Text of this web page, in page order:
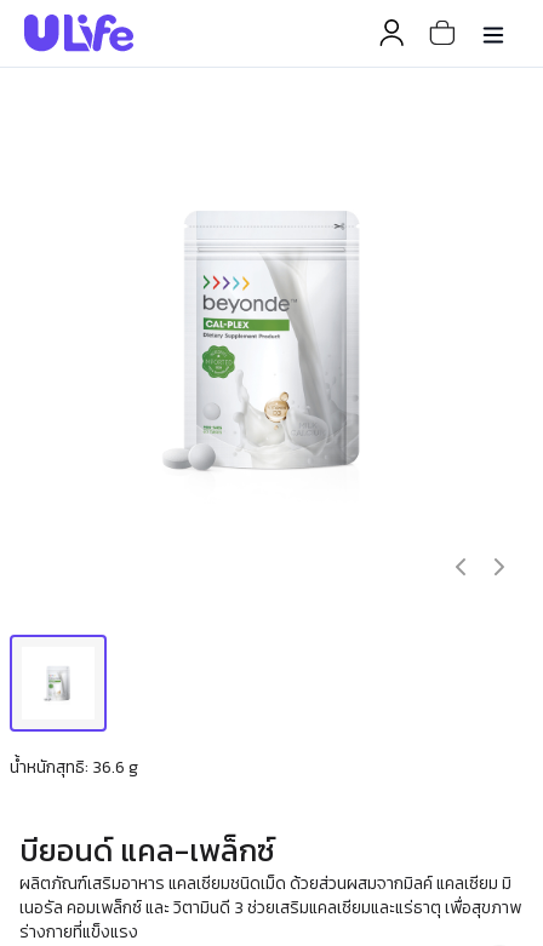
น้ำหนักสุทธิ: 36.6 g
บียอนด์ แคล-เพล็กซ์
ผลิตภัณฑ์เสริมอาหาร แคลเซียมชนิดเม็ด ด้วยส่วนผสมจากมิลค์ แคลเซียม มิ
เนอรัล คอมเพล็กซ์ และ วิตามินดี 3 ช่วยเสริมแคลเซียมและแร่ธาตุ เพื่อสุขภาพ
ร่างกายที่แข็งแรง